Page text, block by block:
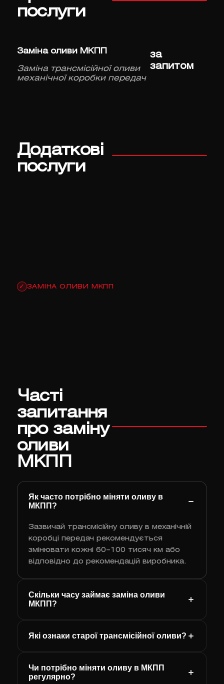
послуги
Заміна оливи МКПП
Заміна трансмісійної оливи
механічної коробки передач
за
запитом
Додаткові
послуги
✓ ЗАМІНА ОЛИВИ МКПП
Часті
запитання
про заміну
оливи
МКПП
Як часто потрібно міняти оливу в
МКПП?
Зазвичай трансмісійну оливу в механічній
коробці передач рекомендується
змінювати кожні 60–100 тисяч км або
відповідно до рекомендацій виробника.
Скільки часу займає заміна оливи
МКПП?
Які ознаки старої трансмісійної оливи?
Чи потрібно міняти оливу в МКПП
регулярно?